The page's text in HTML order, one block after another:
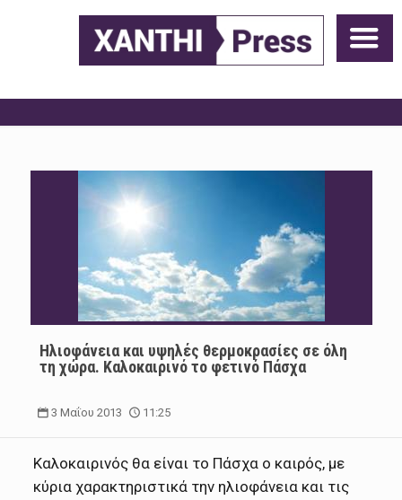
Ηλιοφάνεια και υψηλές θερμοκρασίες σε όλη
τη χώρα. Καλοκαιρινό το φετινό Πάσχα
3 Μαΐου 2013 11:25
Καλοκαιρινός θα είναι το Πάσχα ο καιρός, με
κύρια χαρακτηριστικά την ηλιοφάνεια και τις